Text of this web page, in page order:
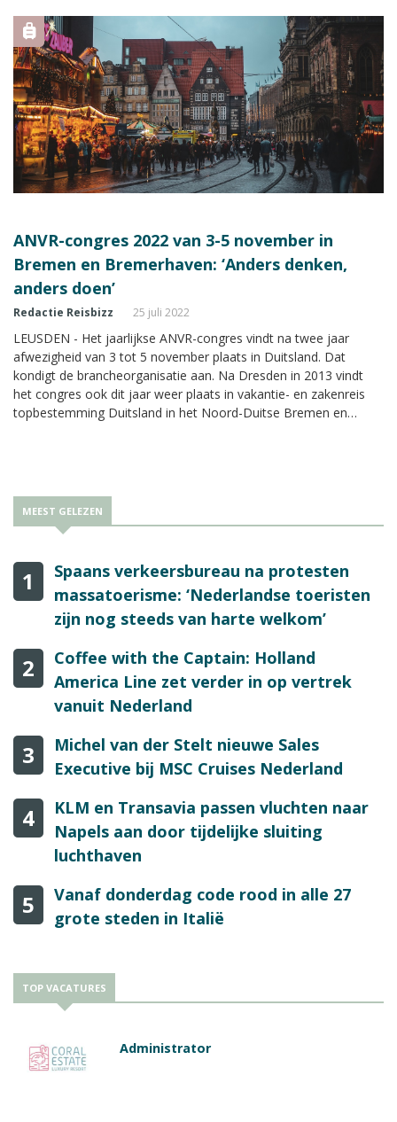
ANVR-congres 2022 van 3-5 november in
Bremen en Bremerhaven: ‘Anders denken,
anders doen’
Redactie Reisbizz 25 juli 2022
LEUSDEN - Het jaarlijkse ANVR-congres vindt na twee jaar
afwezigheid van 3 tot 5 november plaats in Duitsland. Dat
kondigt de brancheorganisatie aan. Na Dresden in 2013 vindt
het congres ook dit jaar weer plaats in vakantie- en zakenreis
topbestemming Duitsland in het Noord-Duitse Bremen en
MEEST GELEZEN
1
Spaans verkeersbureau na protesten
massatoerisme: ‘Nederlandse toeristen
zijn nog steeds van harte welkom’
2
Coffee with the Captain: Holland
America Line zet verder in op vertrek
vanuit Nederland
3
Michel van der Stelt nieuwe Sales
Executive bij MSC Cruises Nederland
4
KLM en Transavia passen vluchten naar
Napels aan door tijdelijke sluiting
luchthaven
5
Vanaf donderdag code rood in alle 27
grote steden in Italië
TOP VACATURES
Administrator